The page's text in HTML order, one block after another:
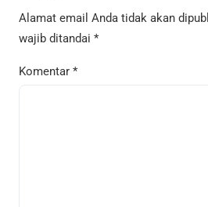
Alamat email Anda tidak akan
wajib ditandai *
Komentar *